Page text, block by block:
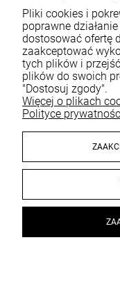
MOLLON MASTER
COAT LINK 12 ml -
DO KOSZYKA
Pliki cookies i
poprawne
dostosować ofertę
zaakceptować
tych plików i
plików do swoich
"Dostosuj zgody".
Więcej o plikach
Polityce